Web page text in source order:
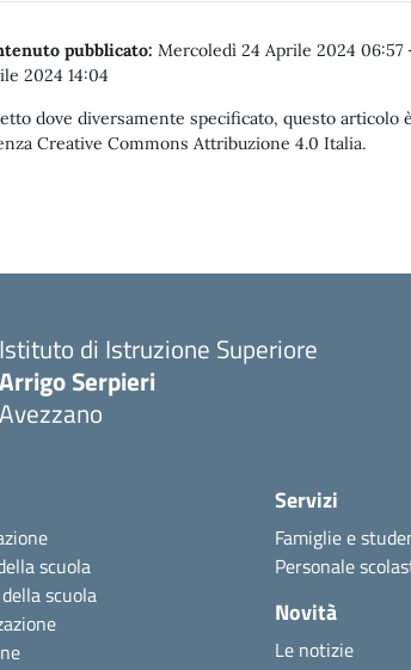
pubblicato: Mercoledì 24 Aprile 2024 06:57
2024 14:04
dove diversamente specificato, questo articolo
Creative Commons Attribuzione 4.0 Italia.
Istituto di Istruzione Superiore
Arrigo Serpieri
Avezzano
scuola
scuola
Servizi
Famiglie e
Personale
Novità
Le notizie